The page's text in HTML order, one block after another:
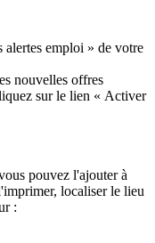
emploi » de votre
nouvelles offres
sur le lien « Activer
pouvez l'ajouter à
localiser le lieu
: